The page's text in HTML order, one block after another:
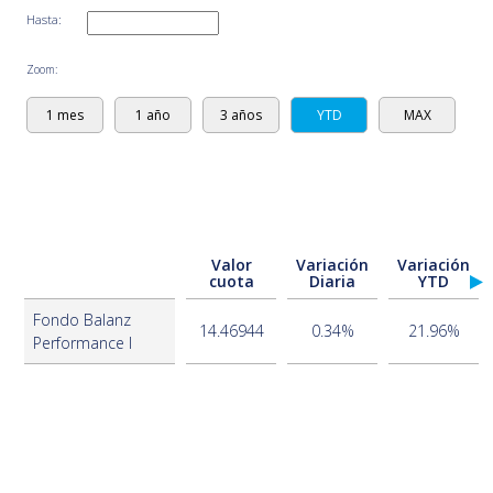
Hasta:
Zoom:
1 mes 1 año 3 años YTD MAX
Valor
cuota
Variación
Diaria
Variación
YTD
Fondo Balanz
Performance I
14.46944 0.34% 21.96%